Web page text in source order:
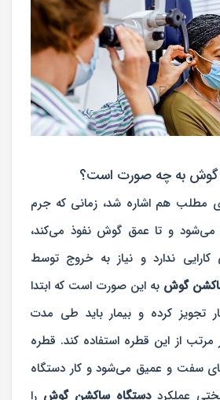
گوش به چه صورت است؟
مطلب هم اشاره شد، زمانی که جرم
و تا عمق گوش نفوذ می‌کند،
ندارد و نیاز به خروج توسط
گوش به این صورت است که ابتدا
تجویز کرده و بیمار باید طی مدت
از این قطره استفاده کند. قطره
سفت و عمیق می‌شود و کار دستگاه